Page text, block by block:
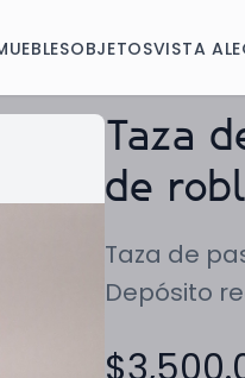
OBJETOSVISTA
Taza
de
Taza de
Depósito